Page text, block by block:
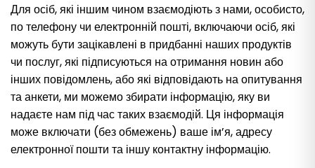
Для осіб, які іншим чином взаємодіють з нами, особисто,
по телефону чи електронній пошті, включаючи осіб, які
можуть бути зацікавлені в придбанні наших продуктів
чи послуг, які підписуються на отримання новин або
інших повідомлень, або які відповідають на опитування
та анкети, ми можемо збирати інформацію, яку ви
надаєте нам під час таких взаємодій. Ця інформація
може включати (без обмежень) ваше ім’я, адресу
електронної пошти та іншу контактну інформацію.